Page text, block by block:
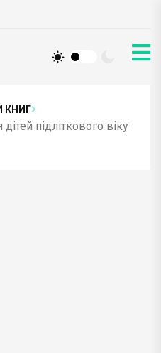
КНИГ
підліткового віку